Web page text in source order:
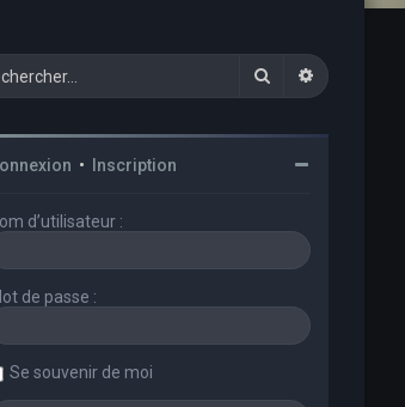
Rechercher
• Inscription
d’utilisateur :
de passe :
Se souvenir de moi